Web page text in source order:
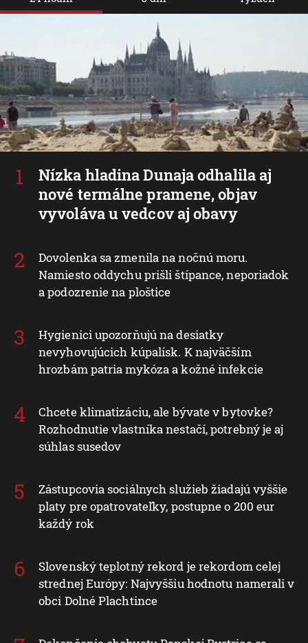
Nízka hladina Dunaja odhalila aj
nové termálne pramene, objav
vyvoláva u vedcov aj obavy
Dovolenka sa zmenila na nočnú moru.
Namiesto oddychu prišli štípance, neporiadok
a podozrenie na ploštice
Hygienici upozorňujú na desiatky
nevyhovujúcich kúpalísk. K najväčším
hrozbám patria mykóza a kožné infekcie
Chcete klimatizáciu, ale bývate v bytovke?
Rozhodnutie vlastníka nestačí, potrebný je aj
súhlas susedov
Zástupcovia sociálnych služieb žiadajú vyššie
platy pre opatrovateľky, postupne o 200 eur
každý rok
Slovenský teplotný rekord je rekordom celej
strednej Európy: Najvyššiu hodnotu namerali v
obci Dolné Plachtince